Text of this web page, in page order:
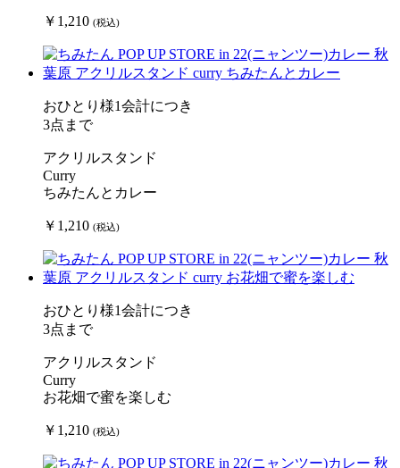
￥1,210 (税込)
おひとり様1会計につき
3点まで
アクリルスタンド
Curry
ちみたんとカレー
￥1,210 (税込)
おひとり様1会計につき
3点まで
アクリルスタンド
Curry
お花畑で蜜を楽しむ
￥1,210 (税込)